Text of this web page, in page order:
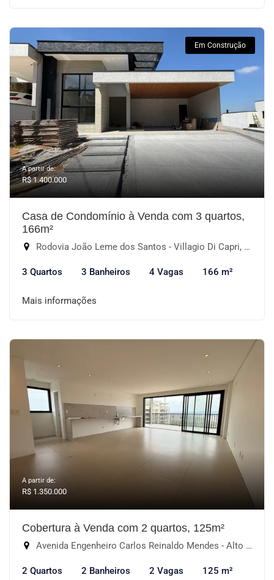
Em Construção
A partir de:
R$ 1.400.000
Casa de Condomínio à Venda com 3 quartos,
166m²
Rodovia João Leme dos Santos - Villagio Di Capri, Votorantim-SP
3 Quartos 3 Banheiros 4 Vagas 166 m²
Mais informações
A partir de:
R$ 1.350.000
Cobertura à Venda com 2 quartos, 125m²
Avenida Engenheiro Carlos Reinaldo Mendes - Alto da Boa Vista, Sorocaba-SP
2 Quartos 2 Banheiros 2 Vagas 125 m²